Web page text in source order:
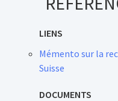
LIENS
Mémento sur la
Suisse
DOCUMENTS